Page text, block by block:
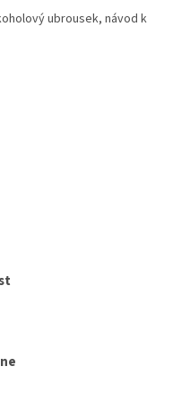
ubrousek, návod k